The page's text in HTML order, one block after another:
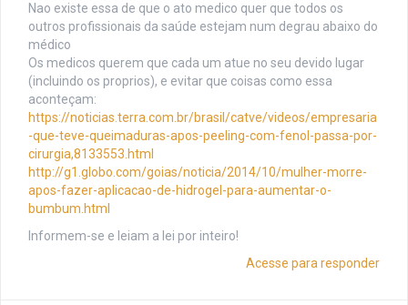
Nao existe essa de que o ato medico quer que todos os
outros profissionais da saúde estejam num degrau abaixo do
médico
Os medicos querem que cada um atue no seu devido lugar
(incluindo os proprios), e evitar que coisas como essa
aconteçam:
https://noticias.terra.com.br/brasil/catve/videos/empresaria
-que-teve-queimaduras-apos-peeling-com-fenol-passa-por-
cirurgia,8133553.html
http://g1.globo.com/goias/noticia/2014/10/mulher-morre-
apos-fazer-aplicacao-de-hidrogel-para-aumentar-o-
bumbum.html
Informem-se e leiam a lei por inteiro!
Acesse para responder